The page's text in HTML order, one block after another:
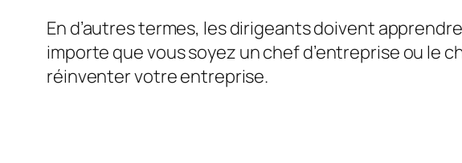
En d’autres termes, les dirigeants doivent
importe que vous soyez un chef d’entreprise ou le
réinventer votre entreprise.